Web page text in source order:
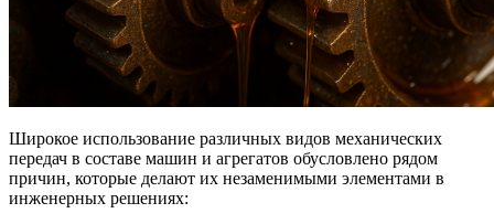
Широкое использование различных видов механических
передач в составе машин и агрегатов обусловлено рядом
причин, которые делают их незаменимыми элементами в
инженерных решениях: